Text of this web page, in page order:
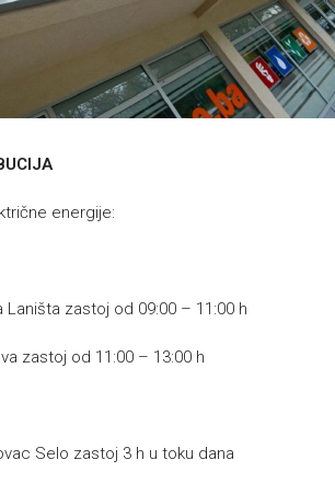
energije:
Laništa zastoj od 09:00 – 11:00 h
zastoj od 11:00 – 13:00 h
Selo zastoj 3 h u toku dana